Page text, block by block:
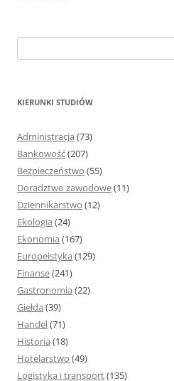
z
KIERUNKI STUDIÓW
Administracja (73)
Bankowość(207)
Bezpieczeństwo (55)
Doradztwo zawodowe(11)
Dziennikarstwo (12)
Ekologia (24)
Ekonomia (167)
Europeistyka (129)
Finanse(241)
Gastronomia (22)
Giełda (39)
Handel(71)
Historia (18)
Hotelarstwo (49)
Logistyka i transport(135)